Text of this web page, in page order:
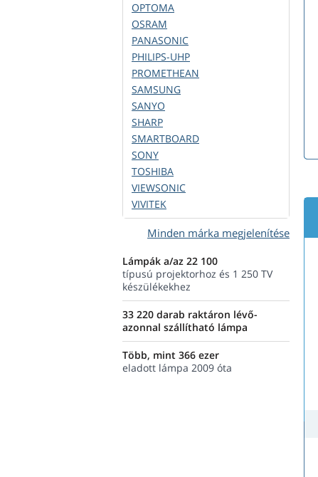
OPTOMA
OSRAM
PANASONIC
PHILIPS-UHP
PROMETHEAN
SAMSUNG
SANYO
SHARP
SMARTBOARD
SONY
TOSHIBA
VIEWSONIC
VIVITEK
Minden márka megjelenítése
Lámpák a/az 22 100
típusú projektorhoz és 1 250 TV
készülékekhez
33 220 darab raktáron lévő-
azonnal szállítható lámpa
Több, mint 366 ezer
eladott lámpa 2009 óta